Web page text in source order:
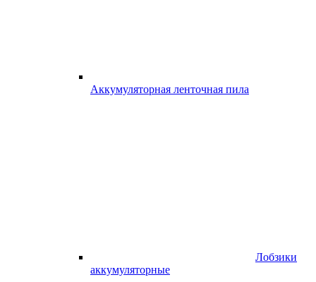
Аккумуляторная ленточная пила
Лобзики
аккумуляторные